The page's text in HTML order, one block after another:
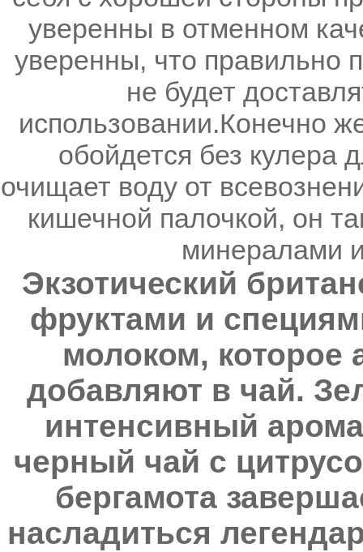
уверенны в отменном
уверенны, что правильно
не будет
использовании.Конечно
обойдется без кулера
очищает воду от
кишечной палочкой, он
минералами
Экзотический
фруктами и
молоком, которое
добавляют в чай.
интенсивный
черный чай с
бергамота
насладиться